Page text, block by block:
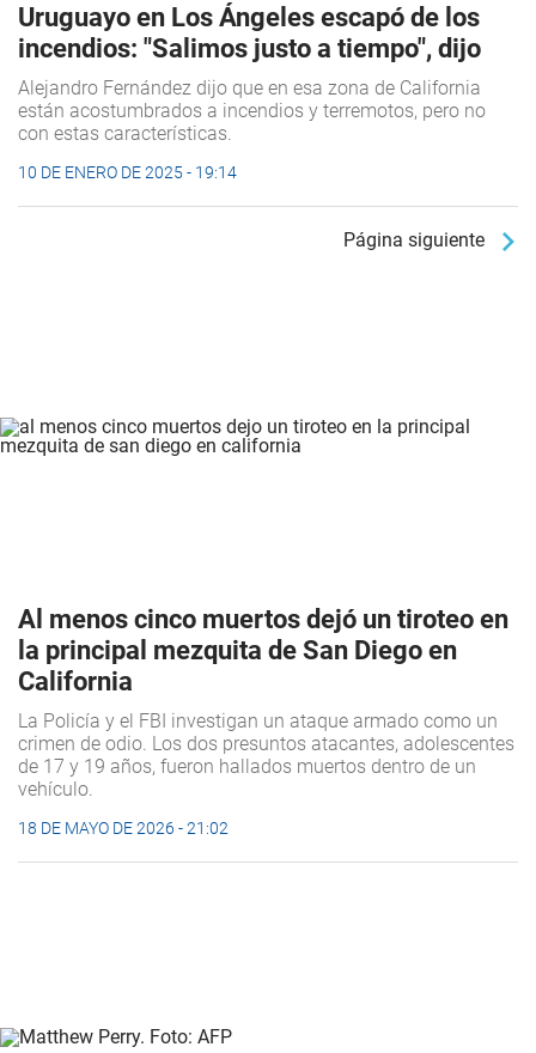
Uruguayo en Los Ángeles escapó de los
incendios: "Salimos justo a tiempo", dijo
Alejandro Fernández dijo que en esa zona de California
están acostumbrados a incendios y terremotos, pero no
con estas características.
10 DE ENERO DE 2025 - 19:14
Página siguiente
Al menos cinco muertos dejó un tiroteo en
la principal mezquita de San Diego en
California
La Policía y el FBI investigan un ataque armado como un
crimen de odio. Los dos presuntos atacantes, adolescentes
de 17 y 19 años, fueron hallados muertos dentro de un
vehículo.
18 DE MAYO DE 2026 - 21:02